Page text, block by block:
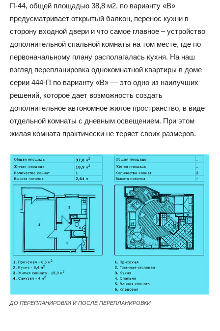
П-44, общей площадью 38,8 м2, по варианту «В»
предусматривает открытый балкон, перенос кухни в
сторону входной двери и что самое главное – устройство
дополнительной спальной комнаты на том месте, где по
первоначальному плану располагалась кухня. На наш
взгляд перепланировка однокомнатной квартиры в доме
серии 444-П по варианту «В» — это одно из наилучших
решений, которое дает возможность создать
дополнительное автономное жилое пространство, в виде
отдельной комнаты с дневным освещением. При этом
жилая комната практически не теряет своих размеров.
ДО ПЕРЕПЛАНИРОВКИ И ПОСЛЕ ПЕРЕПЛАНИРОВКИ